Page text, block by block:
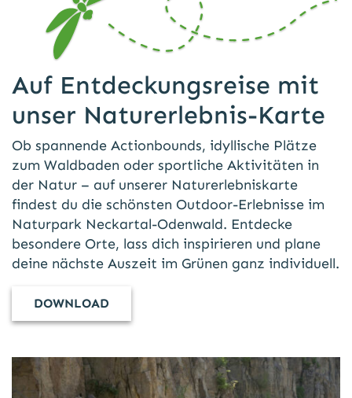
Auf Entdeckungsreise mit
unser Naturerlebnis-Karte
Ob spannende Actionbounds, idyllische Plätze
zum Waldbaden oder sportliche Aktivitäten in
der Natur – auf unserer Naturerlebniskarte
findest du die schönsten Outdoor-Erlebnisse im
Naturpark Neckartal-Odenwald. Entdecke
besondere Orte, lass dich inspirieren und plane
deine nächste Auszeit im Grünen ganz individuell.
DOWNLOAD